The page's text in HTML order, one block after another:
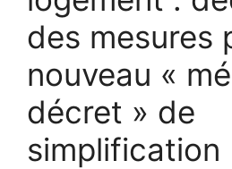
des mesures
nouveau «
décret » de
simplification